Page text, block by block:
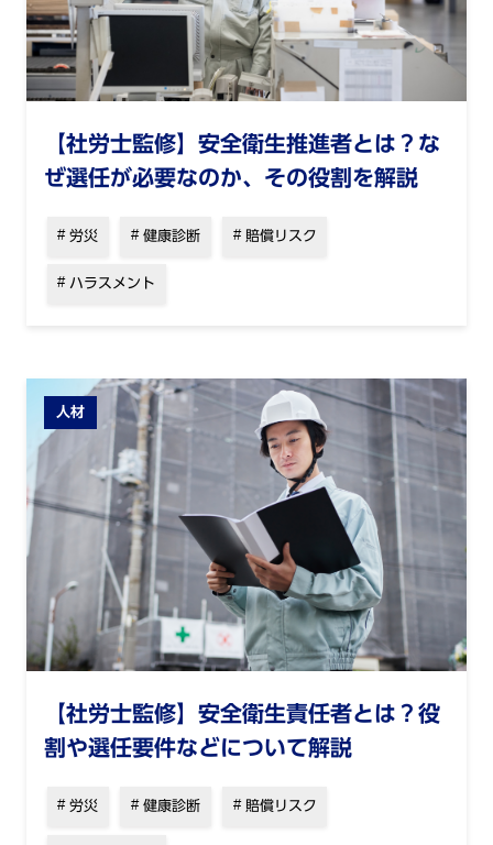
【社労士監修】安全衛生推進者とは？な
ぜ選任が必要なのか、その役割を解説
労災 健康診断 賠償リスク
ハラスメント
人材
【社労士監修】安全衛生責任者とは？役
割や選任要件などについて解説
労災 健康診断 賠償リスク